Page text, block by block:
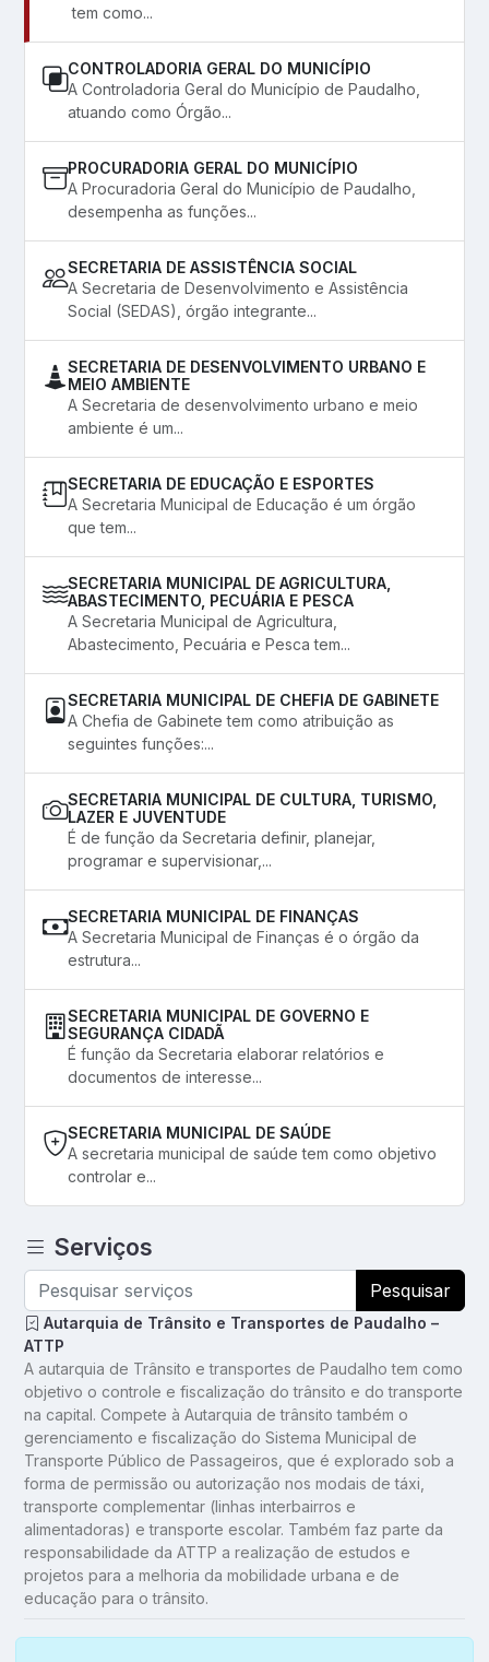
tem como...
CONTROLADORIA GERAL DO MUNICÍPIO
A Controladoria Geral do Município de Paudalho,
atuando como Órgão...
PROCURADORIA GERAL DO MUNICÍPIO
A Procuradoria Geral do Município de Paudalho,
desempenha as funções...
SECRETARIA DE ASSISTÊNCIA SOCIAL
A Secretaria de Desenvolvimento e Assistência
Social (SEDAS), órgão integrante...
SECRETARIA DE DESENVOLVIMENTO URBANO E
MEIO AMBIENTE
A Secretaria de desenvolvimento urbano e meio
ambiente é um...
SECRETARIA DE EDUCAÇÃO E ESPORTES
A Secretaria Municipal de Educação é um órgão
que tem...
SECRETARIA MUNICIPAL DE AGRICULTURA,
ABASTECIMENTO, PECUÁRIA E PESCA
A Secretaria Municipal de Agricultura,
Abastecimento, Pecuária e Pesca tem...
SECRETARIA MUNICIPAL DE CHEFIA DE GABINETE
A Chefia de Gabinete tem como atribuição as
seguintes funções:...
SECRETARIA MUNICIPAL DE CULTURA, TURISMO,
LAZER E JUVENTUDE
É de função da Secretaria definir, planejar,
programar e supervisionar,...
SECRETARIA MUNICIPAL DE FINANÇAS
A Secretaria Municipal de Finanças é o órgão da
estrutura...
SECRETARIA MUNICIPAL DE GOVERNO E
SEGURANÇA CIDADÃ
É função da Secretaria elaborar relatórios e
documentos de interesse...
SECRETARIA MUNICIPAL DE SAÚDE
A secretaria municipal de saúde tem como objetivo
controlar e...
Serviços
Pesquisar
Autarquia de Trânsito e Transportes de Paudalho –
ATTP
A autarquia de Trânsito e transportes de Paudalho tem como
objetivo o controle e fiscalização do trânsito e do transporte
na capital. Compete à Autarquia de trânsito também o
gerenciamento e fiscalização do Sistema Municipal de
Transporte Público de Passageiros, que é explorado sob a
forma de permissão ou autorização nos modais de táxi,
transporte complementar (linhas interbairros e
alimentadoras) e transporte escolar. Também faz parte da
responsabilidade da ATTP a realização de estudos e
projetos para a melhoria da mobilidade urbana e de
educação para o trânsito.